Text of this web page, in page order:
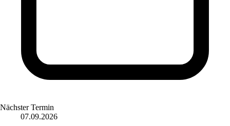
Nächster Termin
07.09.2026